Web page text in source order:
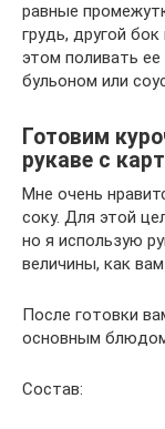
равные
грудь, другой
этом поливать
бульоном или
Готовим
рукаве с
Мне очень
соку. Для этой
но я использую
величины, как
После готовки
основным блюдом
Состав: